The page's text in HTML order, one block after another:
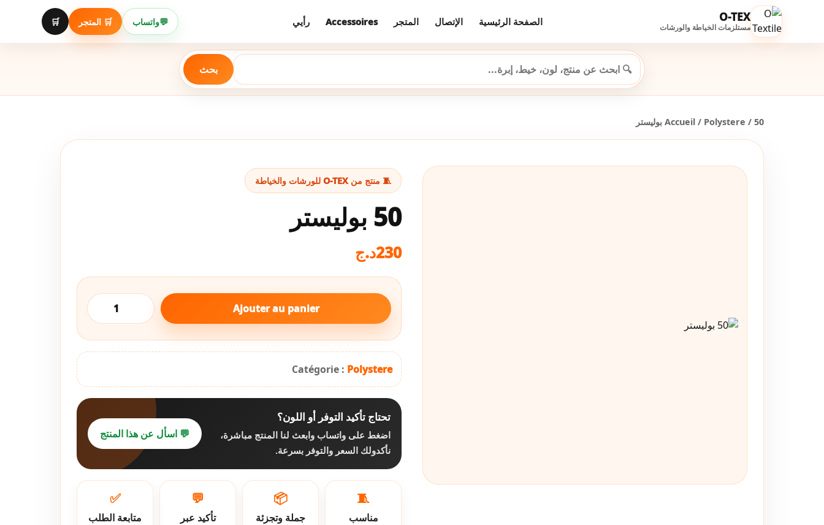
O-TEX
مستلزمات الخياطة والورشات الصفحة الرئيسية الإتصال المتجر Accessoires رأيي 💬واتساب 🛒 المتجر 🛒
بحث
Accueil / Polystere / 50 بوليستر
🧵 منتج من O-TEX للورشات والخياطة
50 بوليستر
230د.ج
Ajouter au panier
Catégorie : Polystere
تحتاج تأكيد التوفر أو اللون؟
اضغط على واتساب وابعث لنا المنتج مباشرة،
نأكدولك السعر والتوفر بسرعة.
💬 اسأل عن هذا المنتج
🧵
مناسب
📦
جملة وتجزئة
💬
تأكيد عبر
✅
متابعة الطلب